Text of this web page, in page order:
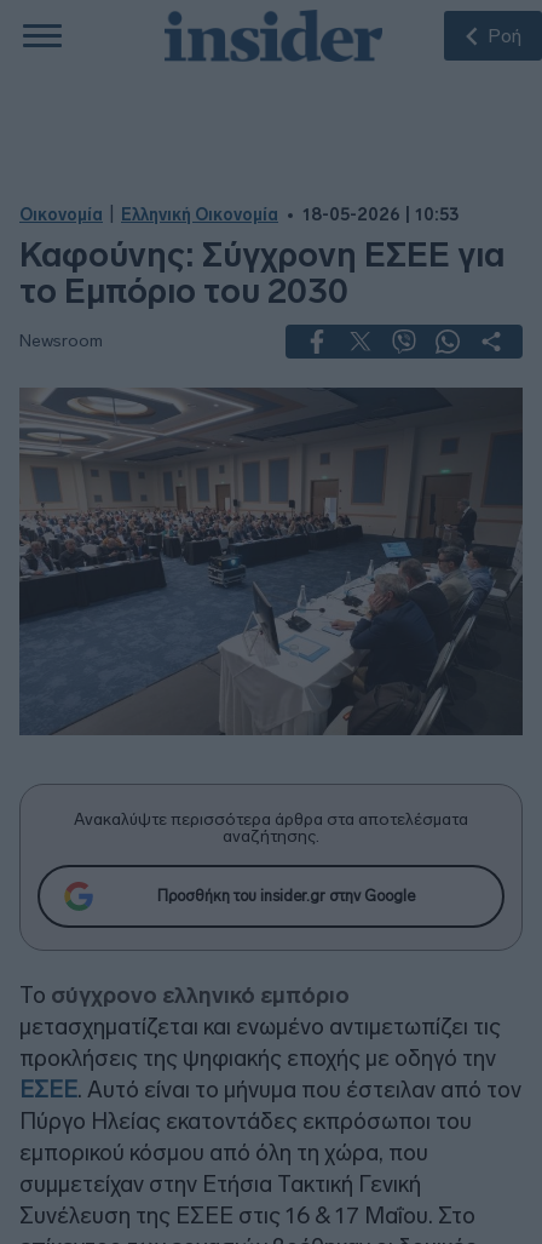
Ροή
Οικονομία Ελληνική Οικονομία 18-05-2026 | 10:53
Καφούνης: Σύγχρονη ΕΣΕΕ για
το Εμπόριο του 2030
Newsroom
Ανακαλύψτε περισσότερα άρθρα στα αποτελέσματα
αναζήτησης.
Προσθήκη του insider.gr στην Google
Το σύγχρονο ελληνικό εμπόριο
μετασχηματίζεται και ενωμένο αντιμετωπίζει τις
προκλήσεις της ψηφιακής εποχής με οδηγό την
ΕΣΕΕ. Αυτό είναι το μήνυμα που έστειλαν από τον
Πύργο Ηλείας εκατοντάδες εκπρόσωποι του
εμπορικού κόσμου από όλη τη χώρα, που
συμμετείχαν στην Ετήσια Τακτική Γενική
Συνέλευση της ΕΣΕΕ στις 16 & 17 Μαΐου. Στο